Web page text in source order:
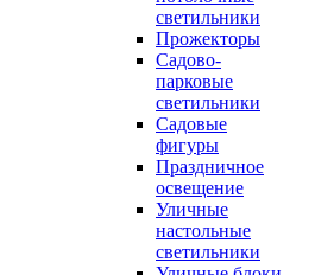
светильники
Прожекторы
Садово-
парковые
светильники
Садовые
фигуры
Праздничное
освещение
Уличные
настольные
светильники